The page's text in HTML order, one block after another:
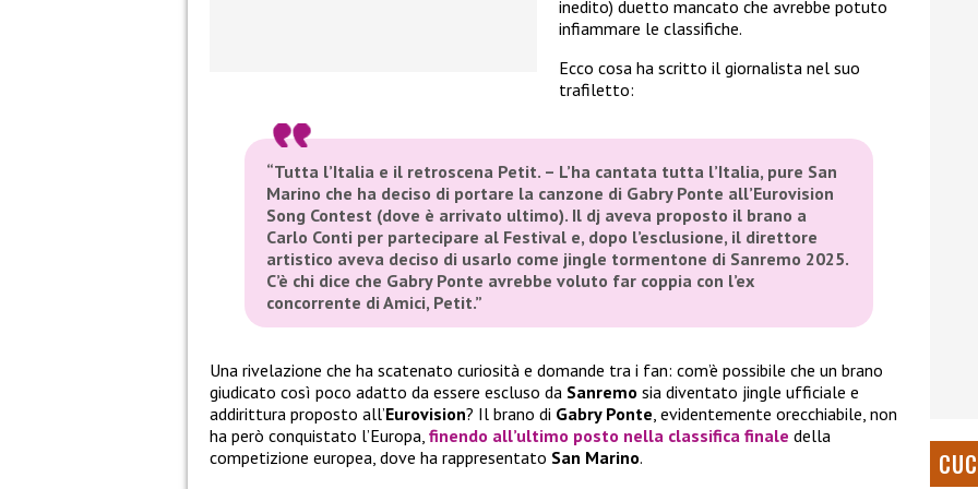
inedito) duetto mancato che avrebbe potuto
infiammare le classifiche.
Ecco cosa ha scritto il giornalista nel suo
trafiletto:
“Tutta l’Italia e il retroscena Petit. – L’ha cantata tutta l’Italia, pure San
Marino che ha deciso di portare la canzone di Gabry Ponte all’Eurovision
Song Contest (dove è arrivato ultimo). Il dj aveva proposto il brano a
Carlo Conti per partecipare al Festival e, dopo l’esclusione, il direttore
artistico aveva deciso di usarlo come jingle tormentone di Sanremo 2025.
C’è chi dice che Gabry Ponte avrebbe voluto far coppia con l’ex
concorrente di Amici, Petit.”
Una rivelazione che ha scatenato curiosità e domande tra i fan: com’è possibile che un brano
giudicato così poco adatto da essere escluso da Sanremo sia diventato jingle ufficiale e
addirittura proposto all’Eurovision? Il brano di Gabry Ponte , evidentemente orecchiabile, non
ha però conquistato l’Europa, finendo all’ultimo posto nella classifica finale della
competizione europea, dove ha rappresentato San Marino.